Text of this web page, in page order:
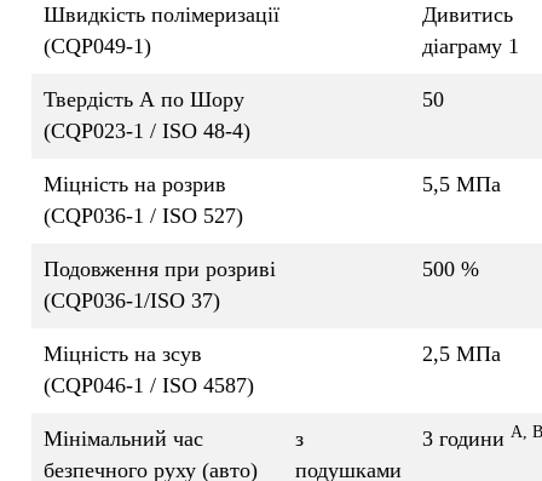
Швидкість полімеризації
(CQP049-1)
Дивитись
діаграму 1
Твердість А по Шору
(CQP023-1 / ISO 48-4)
50
Міцність на розрив
(CQP036-1 / ISO 527)
5,5 МПа
Подовження при розриві
(CQP036-1/ISO 37)
500 %
Міцність на зсув
(CQP046-1 / ISO 4587)
2,5 МПа
Мінімальний час
безпечного руху (авто)
з
подушками
3 години A, B